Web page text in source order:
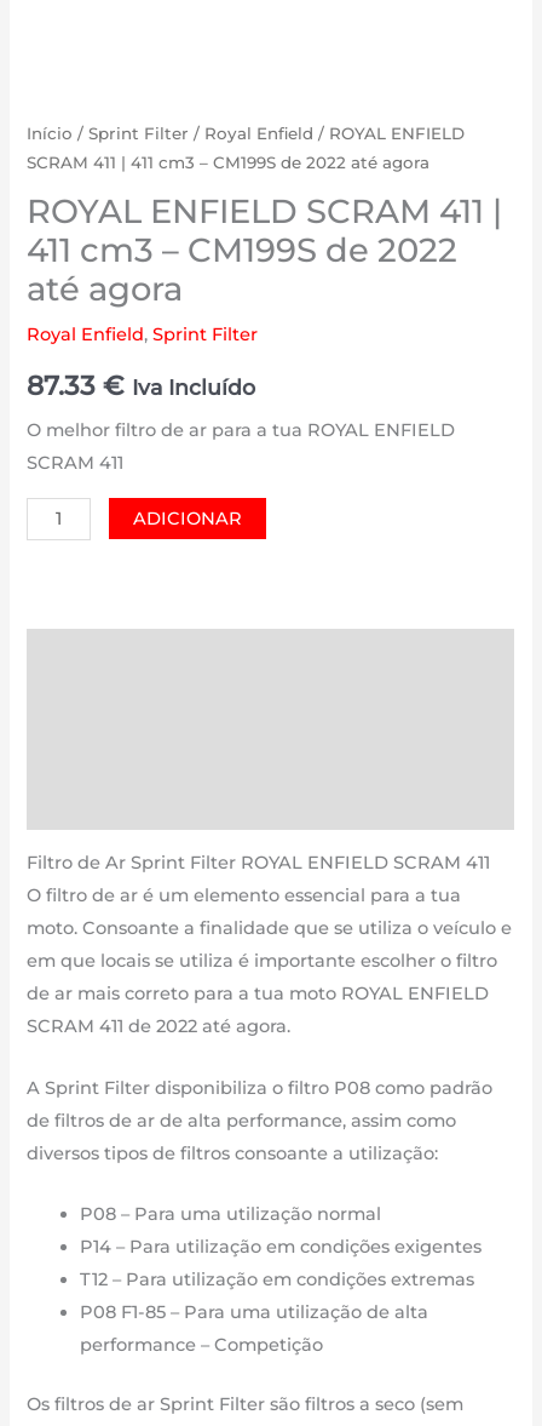
Início /Sprint Filter / Royal Enfield / ROYAL ENFIELD
SCRAM 411 | 411 cm3 – CM199S de 2022 até agora
ROYAL ENFIELD SCRAM 411 |
411 cm3 – CM199S de 2022
até agora
Royal Enfield,Sprint Filter
87.33€ Iva Incluído
O melhor filtro de ar para a tua ROYAL ENFIELD
SCRAM 411
Quantidade
de
de
2022
até
agora
ADICIONAR
Filtro de Ar Sprint Filter ROYAL ENFIELD SCRAM 411
O filtro de ar é um elemento essencial para a tua
moto. Consoante a finalidade que se utiliza o veículo e
em que locais se utiliza é importante escolher o filtro
de ar mais correto para a tua moto ROYAL ENFIELD
SCRAM 411 de 2022 até agora.
A Sprint Filter disponibiliza o filtro P08 como padrão
de filtros de ar de alta performance, assim como
diversos tipos de filtros consoante a utilização:
P08 – Para uma utilização normal
P14 – Para utilização em condições exigentes
T12 – Para utilização em condições extremas
P08 F1-85 – Para uma utilização de alta
performance – Competição
Os filtros de ar Sprint Filter são filtros a seco (sem